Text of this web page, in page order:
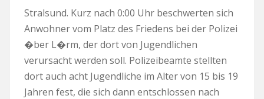
Stralsund. Kurz nach 0:00 Uhr beschwerten sich
Anwohner vom Platz des Friedens bei der Polizei
�ber L�rm, der dort von Jugendlichen
verursacht werden soll. Polizeibeamte stellten
dort auch acht Jugendliche im Alter von 15 bis 19
Jahren fest, die sich dann entschlossen nach